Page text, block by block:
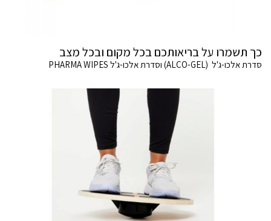
כך תשמרו על בריאותכם בכל מקום ובכל מצב
סדרת אלכו-ג'ל (ALCO-GEL) וסדרת אלכו-ג'ל PHARMA WIPES